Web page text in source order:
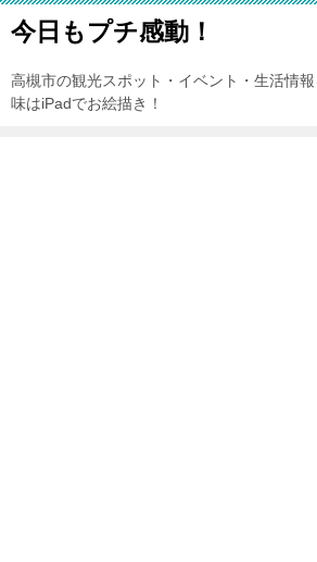
今日もプチ感動！
高槻市の観光スポット・イベント・生活情
味はiPadでお絵描き！